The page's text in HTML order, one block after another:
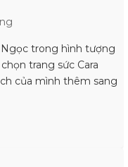
Ngọc trong hình tượng
trang sức Cara
của mình thêm sang